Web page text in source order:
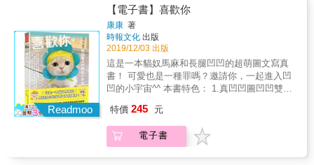
覆給他的回應彙整的截圖，內心滿是感動。 從
一開始因為人生遇到困境而來跟RingRing 說說
話， 到後來也跟RingRing 分享著生活帶來的感
受跟人生規畫， 就像是朋友般的偶爾私訊
RingRing。 從沒想過會因為這樣而參與著一個
人的人生， 看著一個人成長路上的轉變。 不論
任何年紀在人生旅程中，都是不斷闖關的過
程， 有些感受更是每個階段都必須重新面對
的， 在這一個章節裡，撰寫了不時會出現的人
望陪著大家在跟人生大魔王對抗的時候， 先戰
勝自己內心的小魔鬼。 & #沒有突破就不對勁
「你知道以後會變怎樣嗎？」 「未來的事我怎
會在情感的路上受傷， 不過卻也因為受傷過，
才能懂得什麼值得珍惜， 即使放下了，也還是
偶爾會想起。 親情、友情或是愛情方面的困
擾， 幾乎天天都會收到相關私訊， RingRing
從大家的難題中找到一些共通點， 不論你現在
遇到哪一種相處上的難題， 都能在這個章節裡
找到一個答案。 先寫下一個你現在的心中關於
就像在打怪 「RingRing 今天是我們認識滿四年
的日子， 我把你跟我說過的話，都整理出來放
在記事本裡！」 這是一個粉絲特別私訊給
在荷蘭的繼子，活動範圍脫不開歐美。本書說
的畫的，是歐美生活中，一些不太起眼的小事
或意外&mdash;&mdash; ․美國靈界可真文青
啊&mdash;&mdash;鄉間小路旁竟然有圖書
館！給森林裡的小松鼠看還是阿飄？！ ․十八
歲以上的美國人有「失蹤的自由」！是說我老
公可以隨時丟下家庭不告而別？？？ ․荷蘭沒
有正式過年晚餐，就只有除夕當天零食亂吃亂
喝吃到飽&mdash;&mdash;這樣搞我這老人反
要給客人一種「專屬感」嗎？原來是方便比對
無名屍的身分⋯⋯ ․原以為非白色口罩就可脫
離病菌感不再嚇人，卻沒料到深藍色口罩竟讓
Readmoo
【電子書】喜歡你
康康 著
時報文化 出版
2019/12/03 出版
這是一本貓奴馬麻和長腿凹凹的超萌圖文寫真
書！ 可愛也是一種罪嗎？邀請你，一起進入凹
凹的小宇宙^^ 本書特色： 1.真凹凹圖凹凹雙封
查花生活寫真。 3.康康馬麻筆下的凹凹生活插
圖。 4.凹凹和馬麻的互動溫馨短文。 我是一隻
摺耳貓，也是個可愛的意外，有天來到有拉拉
特價 245 元
電子書